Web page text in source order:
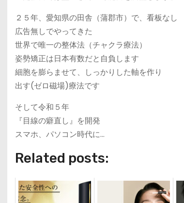
２５年、愛知県の田舎（蒲郡市）で、看板なし
広告無しでやってきた
世界で唯一の整体法（チャクラ療法）
姿勢矯正は日本有数だと自負します
細胞を膨らませて、しっかりした軸を作り
出す(ゼロ磁場)療法です
そして令和５年
『目線の癖直し』を開発
スマホ、パソコン時代に…
Related posts: